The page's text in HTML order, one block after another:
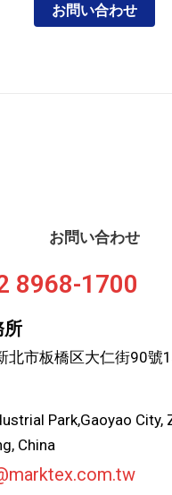
お問い合わせ
お問い合わせ
8968-1700
所
北市板橋区大仁街90號
Park,Gaoyao City,
China